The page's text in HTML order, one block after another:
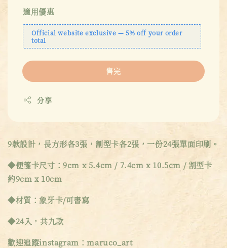
適用優惠
Official website exclusive — 5% off your order
total
售完
分享
9款設計，長方形各3張，割型卡各2張，一份24張單面印刷。
◆便箋卡尺寸：9cm x 5.4cm / 7.4cm x 10.5cm / 割型卡
約9cm x 10cm
◆材質：象牙卡/可書寫
◆24入，共九款
歡迎追蹤instagram：maruco_art